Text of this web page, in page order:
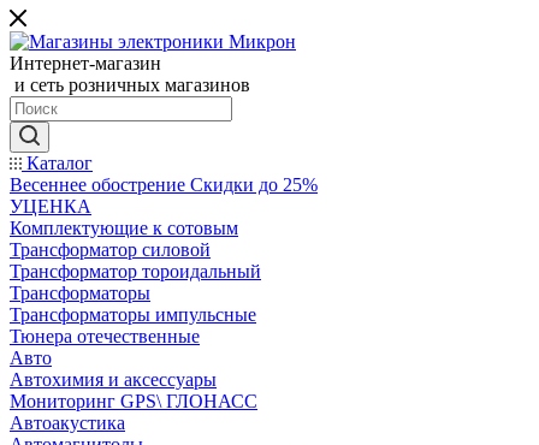
Интернет-магазин
и сеть розничных магазинов
Каталог
Весеннее обострение Скидки до 25%
УЦЕНКА
Комплектующие к сотовым
Трансформатор силовой
Трансформатор тороидальный
Трансформаторы
Трансформаторы импульсные
Тюнера отечественные
Авто
Автохимия и аксессуары
Мониторинг GPS\ ГЛОНАСС
Автоакустика